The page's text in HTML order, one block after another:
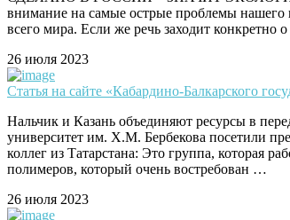
внимание на самые острые проблемы нашего
всего мира. Если же речь заходит
26 июля 2023
Статья на сайте «Кабардино-Балкарского
Нальчик и Казань объединяют ресурсы в
университет им. Х.М. Бербекова посетили
коллег из Татарстана: Это группа, которая
полимеров, который очень востребован …
26 июля 2023